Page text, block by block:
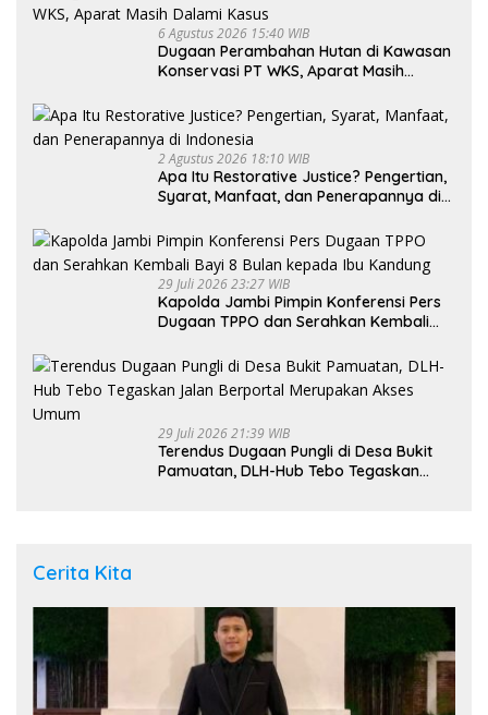
6 Agustus 2026 15:40 WIB
Dugaan Perambahan Hutan di Kawasan
Konservasi PT WKS, Aparat Masih
2 Agustus 2026 18:10 WIB
Apa Itu Restorative Justice? Pengertian,
Syarat, Manfaat, dan Penerapannya di
29 Juli 2026 23:27 WIB
Kapolda Jambi Pimpin Konferensi Pers
Dugaan TPPO dan Serahkan Kembali
29 Juli 2026 21:39 WIB
Terendus Dugaan Pungli di Desa Bukit
Pamuatan, DLH-Hub Tebo Tegaskan
Cerita Kita